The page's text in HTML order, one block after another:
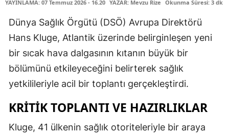
YAYINLAMA: 07 Temmuz 2026 - 16.20 YAZAR: Mevzu Rize Okunma Süresi: 3 dk
Dünya Sağlık Örgütü (DSÖ) Avrupa Direktörü
Hans Kluge, Atlantik üzerinde belirginleşen yeni
bir sıcak hava dalgasının kıtanın büyük bir
bölümünü etkileyeceğini belirterek sağlık
yetkilileriyle acil bir toplantı gerçekleştirdi.
KRITIK TOPLANTI VE HAZIRLIKLAR
Kluge, 41 ülkenin sağlık otoriteleriyle bir araya